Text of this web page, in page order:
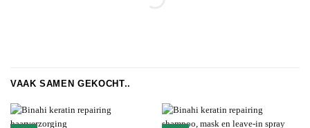
VAAK SAMEN GEKOCHT..